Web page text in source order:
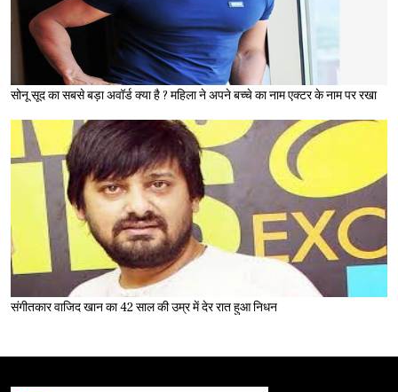
सोनू सूद का सबसे बड़ा अवॉर्ड क्या है ? महिला ने अपने बच्चे का नाम एक्टर के नाम पर रखा
संगीतकार वाजिद खान का 42 साल की उम्र में देर रात हुआ निधन